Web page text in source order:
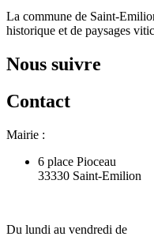
La commune de Saint-
historique et de paysages
Nous suivre
Contact
Mairie :
6 place Pioceau
33330 Saint-Emilion
Du lundi au vendredi de